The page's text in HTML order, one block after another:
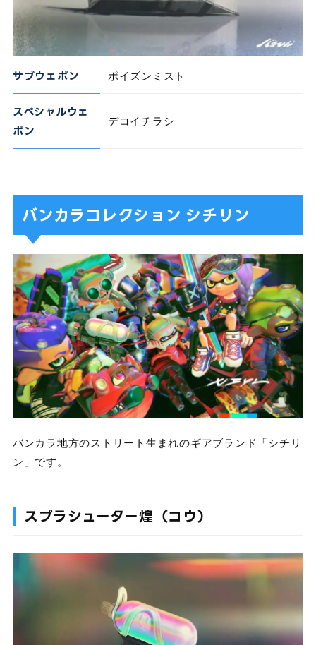
サブウェポン ポイズンミスト
スペシャルウェ
ポン
デコイチラシ
バンカラコレクション シチリン
バンカラ地方のストリート生まれのギアブランド「シチリ
ン」です。
スプラシューター煌（コウ）